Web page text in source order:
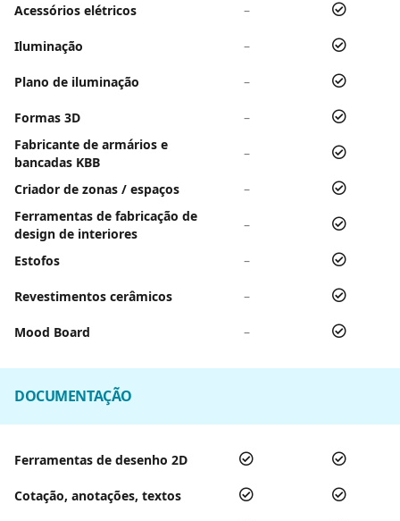
Acessórios elétricos –
Iluminação –
Plano de iluminação –
Formas 3D
–
Fabricante de armários e
bancadas KBB
–
Criador de zonas / espaços
–
Ferramentas de fabricação de
design de interiores
–
Estofos –
Revestimentos cerâmicos –
Mood Board –
DOCUMENTAÇÃO
Ferramentas de desenho 2D
Cotação, anotações, textos